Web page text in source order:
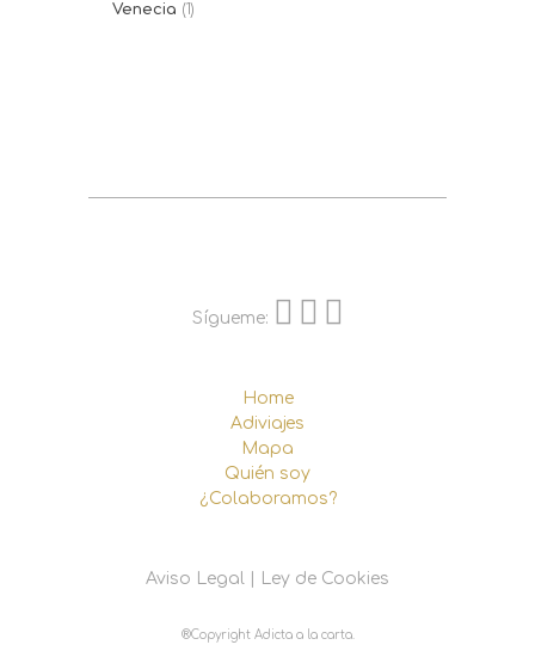
Venecia (1)
Sígueme:
Home
Adiviajes
Mapa
Quién soy
¿Colaboramos?
Aviso Legal Ley de Cookies
®Copyright Adicta a la carta.